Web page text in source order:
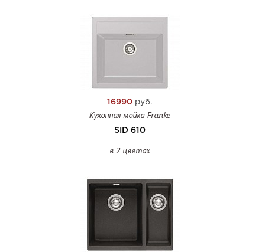
16990 руб.
Кухонная мойка Franke
SID 610
в 2 цветах